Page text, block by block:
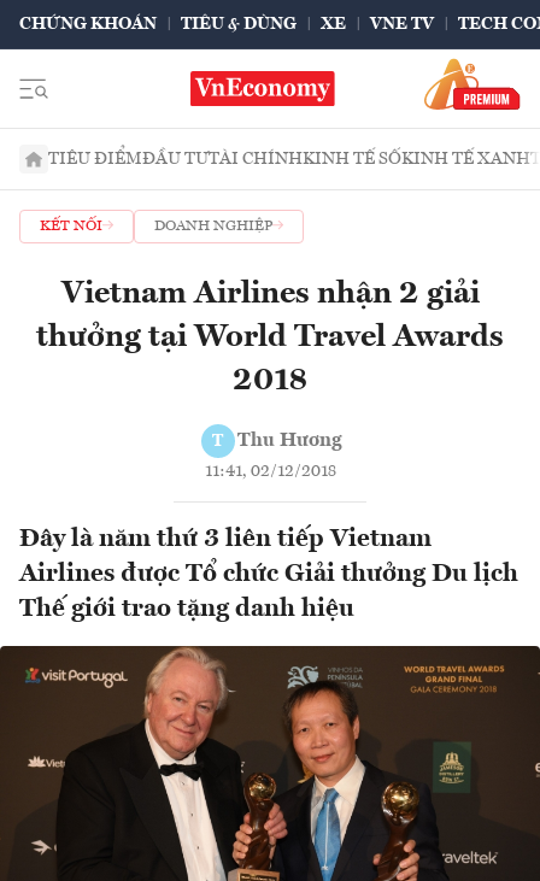
CHỨNG KHOÁN TIÊU & DÙNG XE VNE TV TECH
TIÊU ĐIỂMĐẦU TƯTÀI CHÍNHKINH TẾ SỐKINH TẾ XANH
KẾT NỐI DOANH NGHIỆP
Vietnam Airlines nhận 2 giải
thưởng tại World Travel Awards
2018
T Thu Hương
11:41, 02/12/2018
Đây là năm thứ 3 liên tiếp Vietnam
Airlines được Tổ chức Giải thưởng Du lịch
Thế giới trao tặng danh hiệu